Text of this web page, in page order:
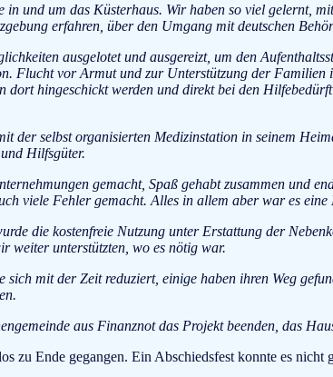
in und um das Küsterhaus. Wir haben so viel gelernt,
erfahren, über den Umgang mit deutschen
ausgelotet und ausgereizt, um den
Flucht vor Armut und zur Unterstützung der
hingeschickt werden und direkt bei den
der selbst organisierten Medizinstation in seinem
Hilfsgüter.
gemacht, Spaß gehabt zusammen und
viele Fehler gemacht. Alles in allem aber war es
die kostenfreie Nutzung unter Erstattung der
weiter unterstützten, wo es nötig war.
mit der Zeit reduziert, einige haben ihren Weg
aus Finanznot das Projekt beenden, das
zu Ende gegangen. Ein Abschiedsfest konnte es